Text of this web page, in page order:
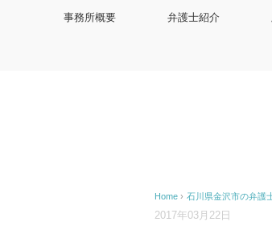
事務所概要 弁護士紹介
Home › 石川県金沢市の弁護
2017年03月22日